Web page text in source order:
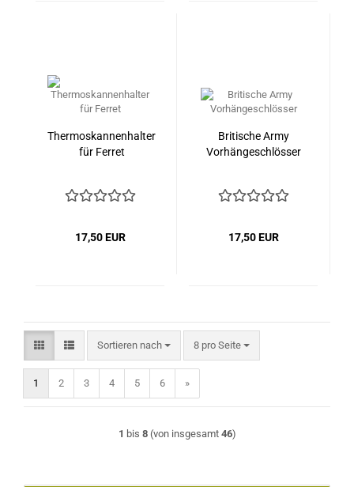
Thermoskannenhalter
für Ferret
17,50 EUR
Britische Army
Vorhängeschlösser
17,50 EUR
Sortieren nach
Sortieren nach 8 pro Seite
pro Seite
1 2 3 4 5 6 »
1 bis 8(von insgesamt 46)